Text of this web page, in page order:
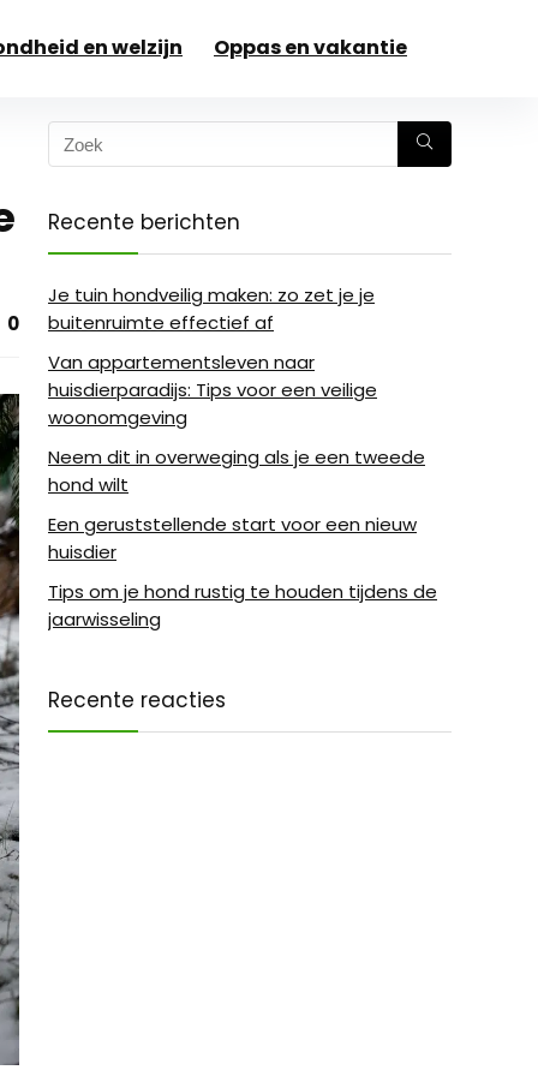
en welzijn Oppas en vakantie
0
Recente berichten
Je tuin hondveilig maken: zo zet je je
buitenruimte effectief af
Van appartementsleven naar
huisdierparadijs: Tips voor een veilige
woonomgeving
Neem dit in overweging als je een tweede
hond wilt
Een geruststellende start voor een nieuw
huisdier
Tips om je hond rustig te houden tijdens de
jaarwisseling
Recente reacties